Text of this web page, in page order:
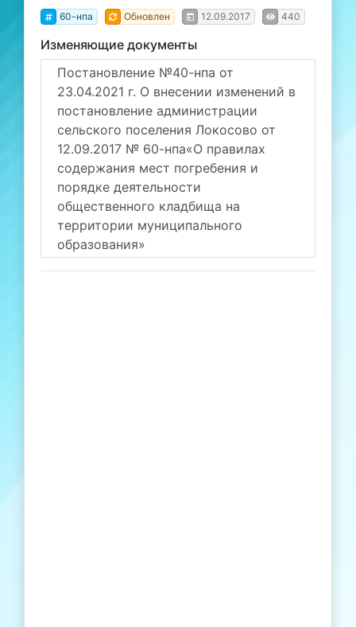
60-нпа Обновлен 12.09.2017 440
Изменяющие документы
Постановление №40-нпа от
23.04.2021 г. О внесении изменений в
постановление администрации
сельского поселения Локосово от
12.09.2017 № 60-нпа«О правилах
содержания мест погребения и
порядке деятельности
общественного кладбища на
территории муниципального
образования»